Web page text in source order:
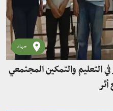
حماه
التعليم والتمكين المجتمعي